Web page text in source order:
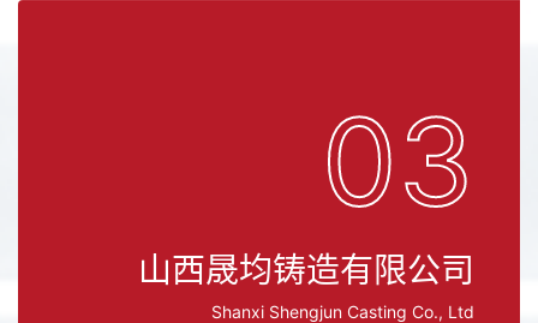
03
山西晟均铸造有限公司
Shanxi Shengjun Casting Co., Ltd